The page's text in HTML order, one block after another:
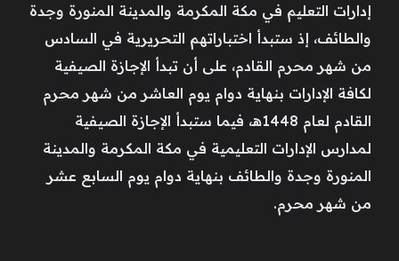
إدارات التعليم في مكة المكرمة والمدينة المنورة وجدة
والطائف، إذ ستبدأ اختباراتهم التحريرية في السادس
من شهر محرم القادم، على أن تبدأ الإجازة الصيفية
لكافة الإدارات بنهاية دوام يوم العاشر من شهر محرم
القادم لعام 1448هـ، فيما ستبدأ الإجازة الصيفية
لمدارس الإدارات التعليمية في مكة المكرمة والمدينة
المنورة وجدة والطائف بنهاية دوام يوم السابع عشر
من شهر محرم.